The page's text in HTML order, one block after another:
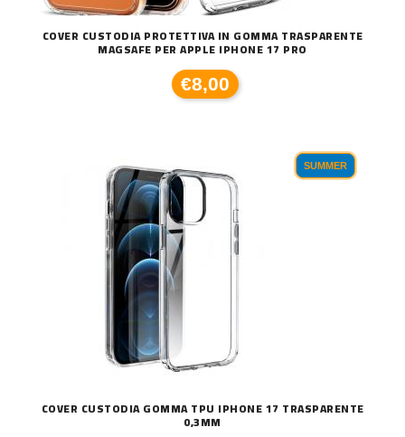
COVER CUSTODIA PROTETTIVA IN GOMMA TRASPARENTE
MAGSAFE PER APPLE IPHONE 17 PRO
€8,00
SUMMER
COVER CUSTODIA GOMMA TPU IPHONE 17 TRASPARENTE
0,3MM